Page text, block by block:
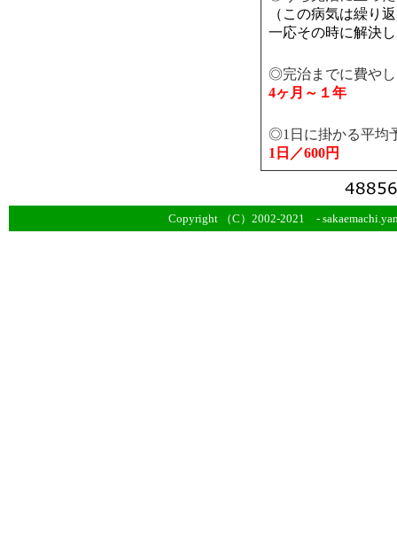
（この病気は繰り
一応その時に解決
◎完治までに費や
4ヶ月～１年
◎1日に掛かる平均
1日／600円
Copyright （C）2002-2021 -